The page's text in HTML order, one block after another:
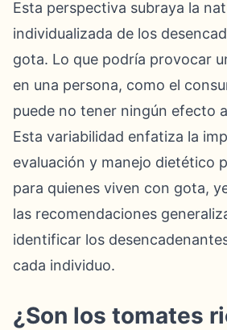
Esta perspectiva subraya la
individualizada de los
gota. Lo que podría provocar
en una persona, como el
puede no tener ningún efecto
Esta variabilidad enfatiza la
evaluación y manejo dietético
para quienes viven con gota,
las recomendaciones
identificar los
cada individuo.
¿Son los tomates